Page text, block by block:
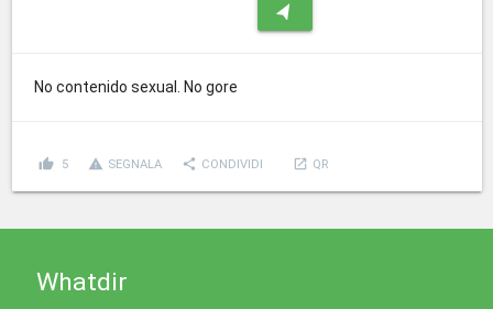
navigation
No contenido sexual. No gore
thumb_up 5 report_problem SEGNALA share CONDIVIDI launch QR
Whatdir